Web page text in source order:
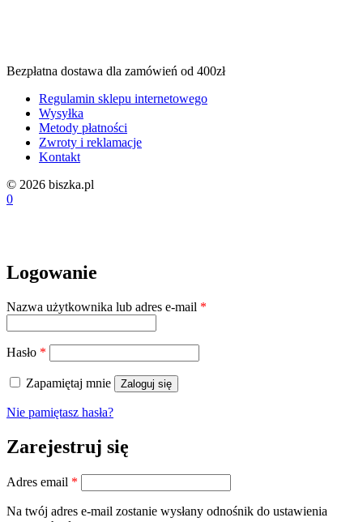
Bezpłatna dostawa dla zamówień od 400zł
Regulamin sklepu internetowego
Wysyłka
Metody płatności
Zwroty i reklamacje
Kontakt
© 2026 biszka.pl
0
Logowanie
Nazwa użytkownika lub adres e-mail *
Hasło *
Zapamiętaj mnie Zaloguj się
Nie pamiętasz hasła?
Zarejestruj się
Adres email *
Na twój adres e-mail zostanie wysłany odnośnik do ustawienia